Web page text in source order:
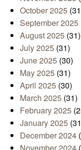
October 2025
September 2025
August 2025 (31)
July 2025 (31)
June 2025 (30)
May 2025 (31)
April 2025 (30)
March 2025 (31)
February 2025
January 2025
December 2024